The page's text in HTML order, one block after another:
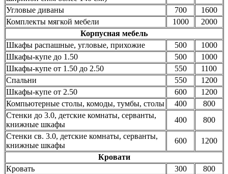
Угловые диваны
700
1600
Комплекты мягкой мебели
1000
2000
Корпусная мебель
Шкафы распашные, угловые, прихожие
500
1000
Шкафы-купе до 1.50
500
1000
Шкафы-купе от 1.50 до 2.50
550
1100
Спальни
550
1200
Шкафы-купе от 2.50
600
1200
Компьютерные столы, комоды, тумбы, столы
400
800
Стенки до 3.0, детские комнаты, серванты,
книжные шкафы
400
800
Стенки св. 3.0, детские комнаты, серванты,
книжные шкафы
600
1200
Кровати
Кровать
300
800